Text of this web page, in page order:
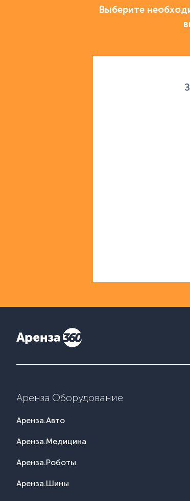
Выберите
Аренза.Оборудование
Аренза.Авто
Аренза.Медицина
Аренза.Роботы
Аренза.Шины